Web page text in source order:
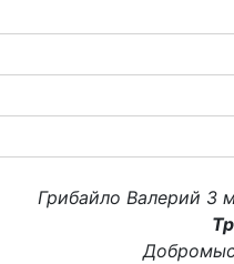
Грибайло Валерий 3